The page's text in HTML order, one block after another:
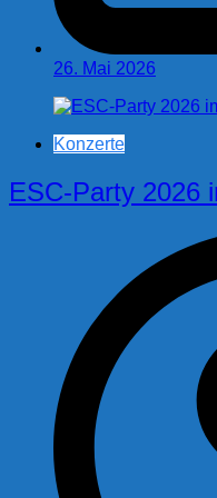
26. Mai 2026
Konzerte
ESC-Party 2026